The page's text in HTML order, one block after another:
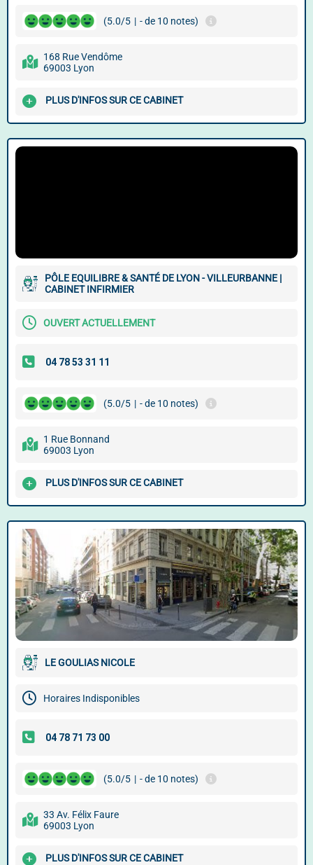
(5.0/5 | - de 10 notes)
168 Rue Vendôme
69003 Lyon
PLUS D'INFOS SUR CE CABINET
PÔLE EQUILIBRE & SANTÉ DE LYON - VILLEURBANNE |
CABINET INFIRMIER
OUVERT ACTUELLEMENT
(5.0/5 | - de 10 notes)
1 Rue Bonnand
69003 Lyon
PLUS D'INFOS SUR CE CABINET
LE GOULIAS NICOLE
Horaires Indisponibles
(5.0/5 | - de 10 notes)
33 Av. Félix Faure
69003 Lyon
PLUS D'INFOS SUR CE CABINET